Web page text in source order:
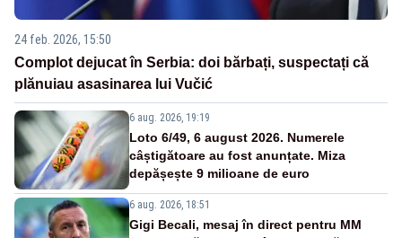
24 feb. 2026, 15:50
Complot dejucat în Serbia: doi bărbați, suspectați că
plănuiau asasinarea lui Vučić
6 aug. 2026, 19:19
Loto 6/49, 6 august 2026. Numerele
câștigătoare au fost anunțate. Miza
depășește 9 milioane de euro
6 aug. 2026, 18:51
Gigi Becali, mesaj în direct pentru MM